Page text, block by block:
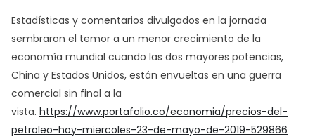
Estadísticas y comentarios divulgados en la jornada
sembraron el temor a un menor crecimiento de la
economía mundial cuando las dos mayores potencias,
China y Estados Unidos, están envueltas en una guerra
comercial sin final a la
vista. https://www.portafolio.co/economia/precios-del-
petroleo-hoy-miercoles-23-de-mayo-de-2019-529866